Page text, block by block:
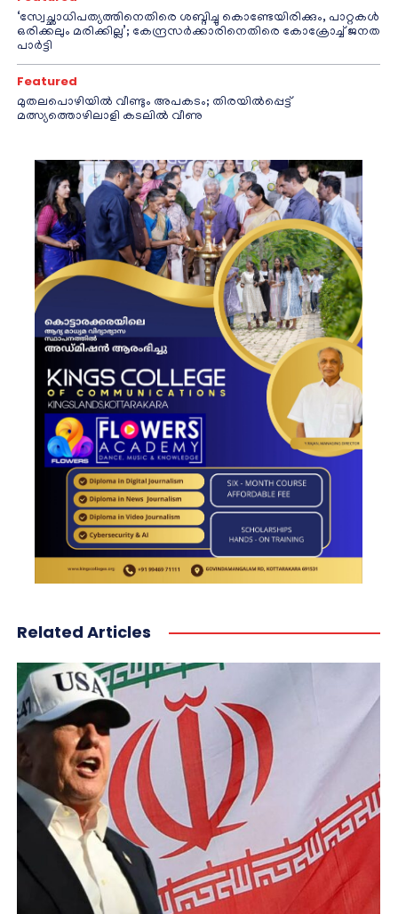
‘സ്വേച്ഛാധിപത്യത്തിനെതിരെ ശബ്ദിച്ചു കൊണ്ടേയിരിക്കും, പാറ്റകൾ
ഒരിക്കലും മരിക്കില്ല’; കേന്ദ്രസർക്കാരിനെതിരെ കോക്രോച്ച് ജനത
പാർട്ടി
Featured
മുതലപൊഴിയിൽ വീണ്ടും അപകടം; തിരയിൽപ്പെട്ട്
മത്സ്യത്തൊഴിലാളി കടലിൽ വീണു
Related Articles